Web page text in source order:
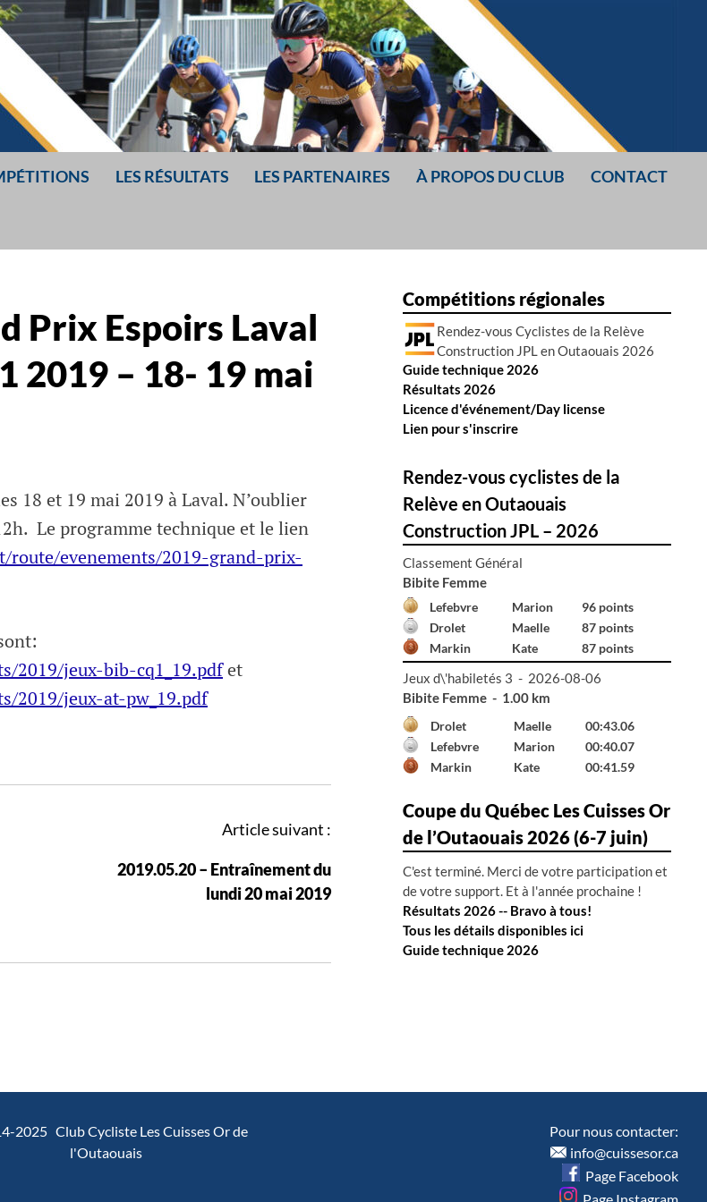
LES RÉSULTATS LES PARTENAIRES À PROPOS DU CLUB CONTACT
Prix Espoirs Laval
2019 – 18- 19 mai
18 et 19 mai 2019 à Laval. N’oublier
Le programme technique et le lien
route/evenements/2019-grand-prix-
2019/jeux-bib-cq1_19.pdfet
2019/jeux-at-pw_19.pdf
Article suivant :
2019.05.20 – Entraînement du
lundi 20 mai 2019
Compétitions régionales
Rendez-vous Cyclistes de la Relève
Construction JPL en Outaouais 2026
Guide technique 2026
Résultats 2026
Licence d'événement/Day license
Lien pour s'inscrire
Rendez-vous cyclistes de la
Relève en Outaouais
Construction JPL – 2026
Classement Général
Bibite Homme
Declerck Émile
99 points
Hall
Gabriel
96 points
Renaud
Émile 52 points
Jeux d\'habiletés 3 - 2026-08-06
Bibite Femme - 1.00 km
Drolet Maelle
00:43.06
Lefebvre
Marion
00:40.07
Markin
Kate 00:41.59
Coupe du Québec Les Cuisses Or
de l’Outaouais 2026 (6-7 juin)
C'est terminé. Merci de votre participation et
de votre support. Et à l'année prochaine !
Résultats 2026 -- Bravo à tous!
Tous les détails disponibles ici
Guide technique 2026
2025 Club Cycliste Les Cuisses Or de
l'Outaouais
Pour nous contacter:
info@cuissesor.ca
Page Facebook